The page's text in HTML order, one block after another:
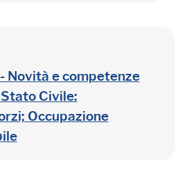
Novità e competenze
Civile:
Occupazione